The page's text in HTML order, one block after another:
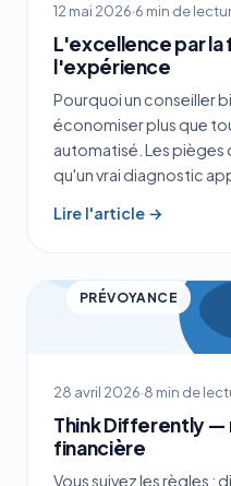
12 mai 2026·6 min de
L'excellence par
l'expérience
Pourquoi un conseiller
économiser plus que
automatisé. Les pièges
qu'un vrai diagnostic
Lire l'article →
PRÉVOYANCE
28 avril 2026·8 min de
Think Differently —
financière
Vous suivez les règles :